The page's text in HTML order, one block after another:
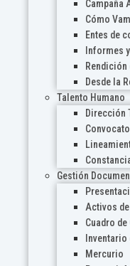
Campaña
Cómo
Entes de
Informes
Rendición
Desde la
Talento Humano
Dirección
Gestión
Activos
Cuadro
Mercurio